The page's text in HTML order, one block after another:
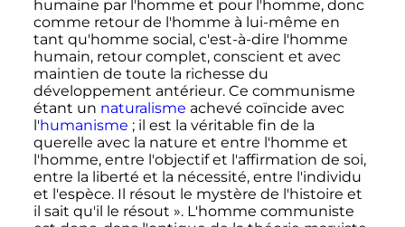
humaine par l'homme et pour l'homme, donc
comme retour de l'homme à lui-même en
tant qu'homme social, c'est-à-dire l'homme
humain, retour complet, conscient et avec
maintien de toute la richesse du
développement antérieur. Ce communisme
étant un naturalisme achevé coïncide avec
l'humanisme ; il est la véritable fin de la
querelle avec la nature et entre l'homme et
l'homme, entre l'objectif et l'affirmation de soi,
entre la liberté et la nécessité, entre l'individu
et l'espèce. Il résout le mystère de l'histoire et
il sait qu'il le résout ». L'homme communiste